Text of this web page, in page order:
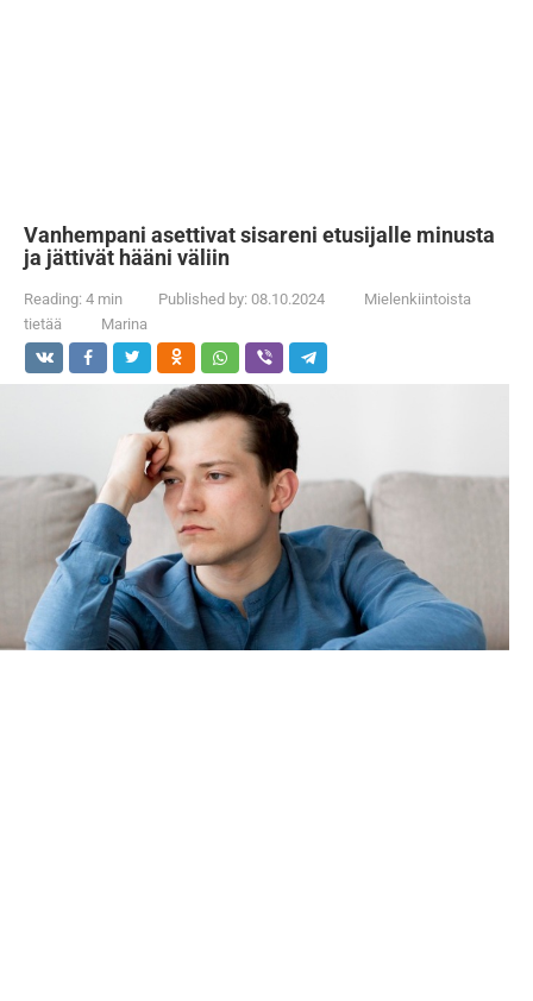
Vanhempani asettivat sisareni etusijalle minusta
ja jättivät hääni väliin
Reading: 4 min Published by: 08.10.2024
Mielenkiintoista
tietää
Marina